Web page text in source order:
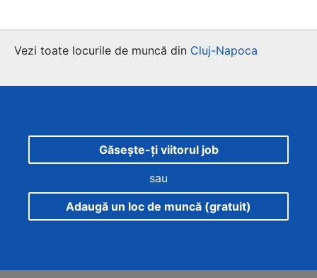
Vezi toate locurile de muncă din Cluj-Napoca
Găsește-ți viitorul job
sau
Adaugă un loc de muncă (gratuit)